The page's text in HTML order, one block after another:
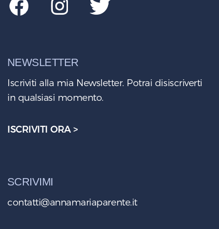
NEWSLETTER
Iscriviti alla mia Newsletter. Potrai disiscriverti
in qualsiasi momento.
ISCRIVITI ORA >
SCRIVIMI
contatti@annamariaparente.it